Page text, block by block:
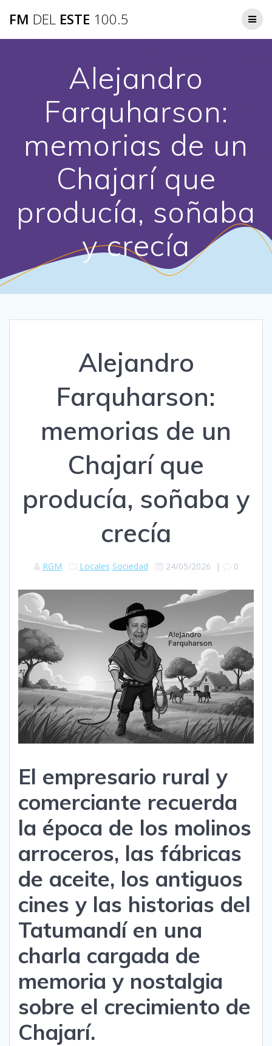
FM DEL ESTE 100.5
Alejandro
Farquharson:
memorias de un
Chajarí que
producía, soñaba
y crecía
Alejandro
Farquharson:
memorias de un
Chajarí que
producía, soñaba y
crecía
RGM Locales Sociedad 24/05/2026 | 0
El empresario rural y
comerciante recuerda
la época de los molinos
arroceros, las fábricas
de aceite, los antiguos
cines y las historias del
Tatumandí en una
charla cargada de
memoria y nostalgia
sobre el crecimiento de
Chajarí.